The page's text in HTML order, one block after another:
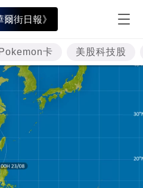
街日報》
Pokemon卡 美股科技股